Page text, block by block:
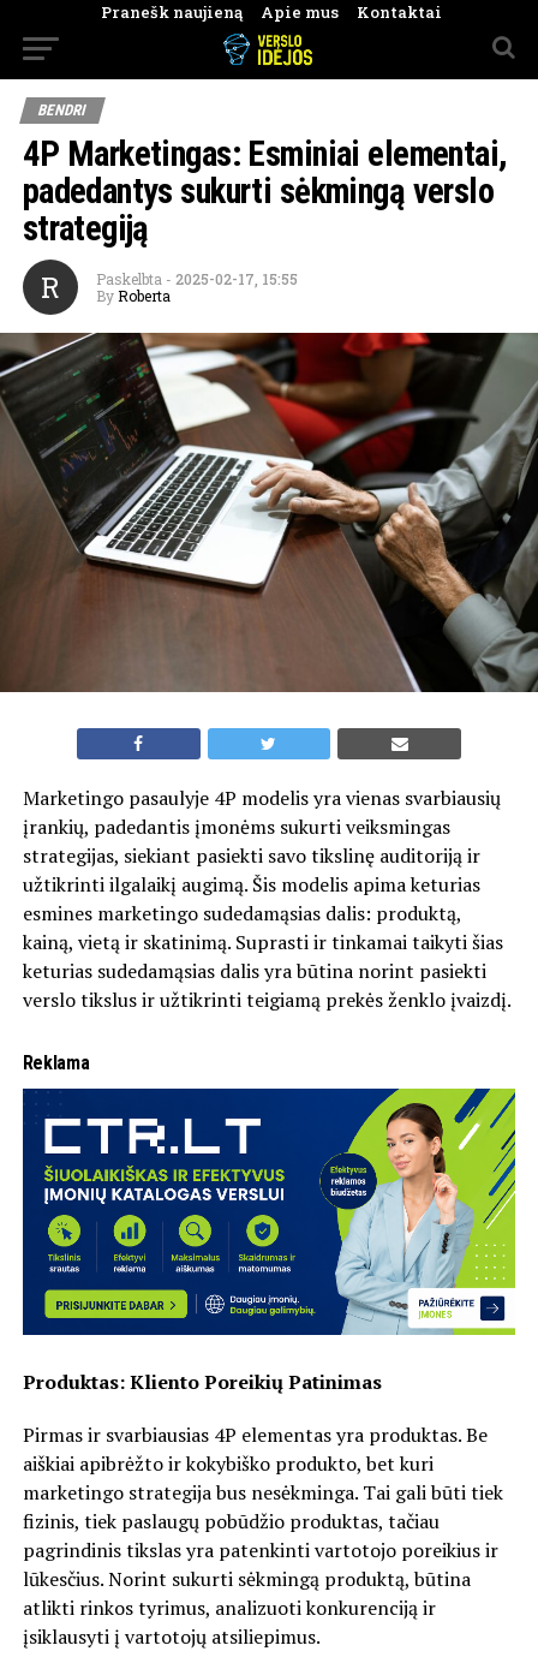
Pranešk naujieną Apie mus Kontaktai
BENDRI
4P Marketingas: Esminiai elementai,
padedantys sukurti sėkmingą verslo
strategiją
R Paskelbta - 2025-02-17, 15:55
By Roberta
Marketingo pasaulyje 4P modelis yra vienas svarbiausių
įrankių, padedantis įmonėms sukurti veiksmingas
strategijas, siekiant pasiekti savo tikslinę auditoriją ir
užtikrinti ilgalaikį augimą. Šis modelis apima keturias
esmines marketingo sudedamąsias dalis: produktą,
kainą, vietą ir skatinimą. Suprasti ir tinkamai taikyti šias
keturias sudedamąsias dalis yra būtina norint pasiekti
verslo tikslus ir užtikrinti teigiamą prekės ženklo įvaizdį.
Reklama
Produktas: Kliento Poreikių Patinimas
Pirmas ir svarbiausias 4P elementas yra produktas. Be
aiškiai apibrėžto ir kokybiško produkto, bet kuri
marketingo strategija bus nesėkminga. Tai gali būti tiek
fizinis, tiek paslaugų pobūdžio produktas, tačiau
pagrindinis tikslas yra patenkinti vartotojo poreikius ir
lūkesčius. Norint sukurti sėkmingą produktą, būtina
atlikti rinkos tyrimus, analizuoti konkurenciją ir
įsiklausyti į vartotojų atsiliepimus.